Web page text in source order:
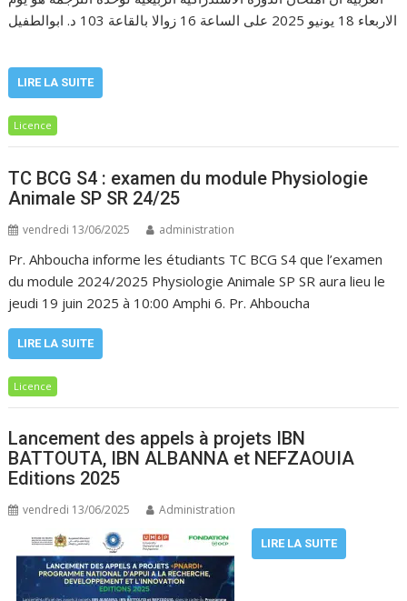
الاربعاء 18 يونيو 2025 على الساعة 16 زوالا بالقاعة 103 د. ابوالطفيل
LIRE LA SUITE
Licence
TC BCG S4 : examen du module Physiologie
Animale SP SR 24/25
vendredi 13/06/2025 administration
Pr. Ahboucha informe les étudiants TC BCG S4 que l’examen
du module 2024/2025 Physiologie Animale SP SR aura lieu le
jeudi 19 juin 2025 à 10:00 Amphi 6. Pr. Ahboucha
LIRE LA SUITE
Licence
Lancement des appels à projets IBN
BATTOUTA, IBN ALBANNA et NEFZAOUIA
Editions 2025
vendredi 13/06/2025 Administration
LIRE LA SUITE